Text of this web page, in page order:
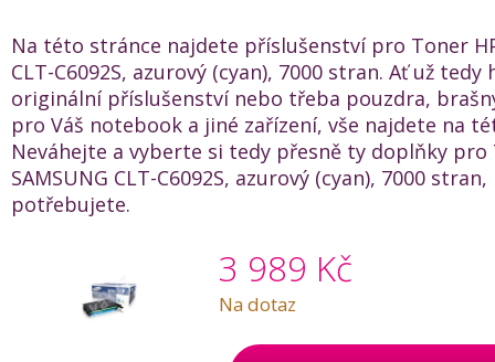
Na této stránce najdete příslušenství pro Toner
CLT-C6092S, azurový (cyan), 7000 stran. Ať už tedy
originální příslušenství nebo třeba pouzdra,
pro Váš notebook a jiné zařízení, vše najdete na
Neváhejte a vyberte si tedy přesně ty doplňky pro
SAMSUNG CLT-C6092S, azurový (cyan), 7000
potřebujete.
3 989 Kč
Na dotaz